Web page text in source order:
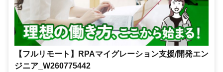
【フルリモート】RPAマイグレーション支援/開発エン
ジニア_W260775442